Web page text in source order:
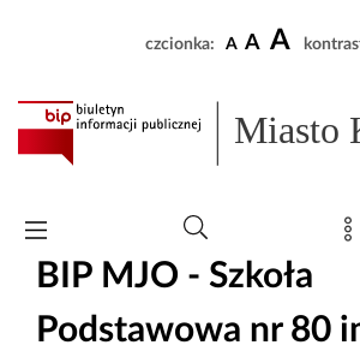
czcionka: A A A
Miasto
BIP MJO - Szkoła
Podstawowa nr 80